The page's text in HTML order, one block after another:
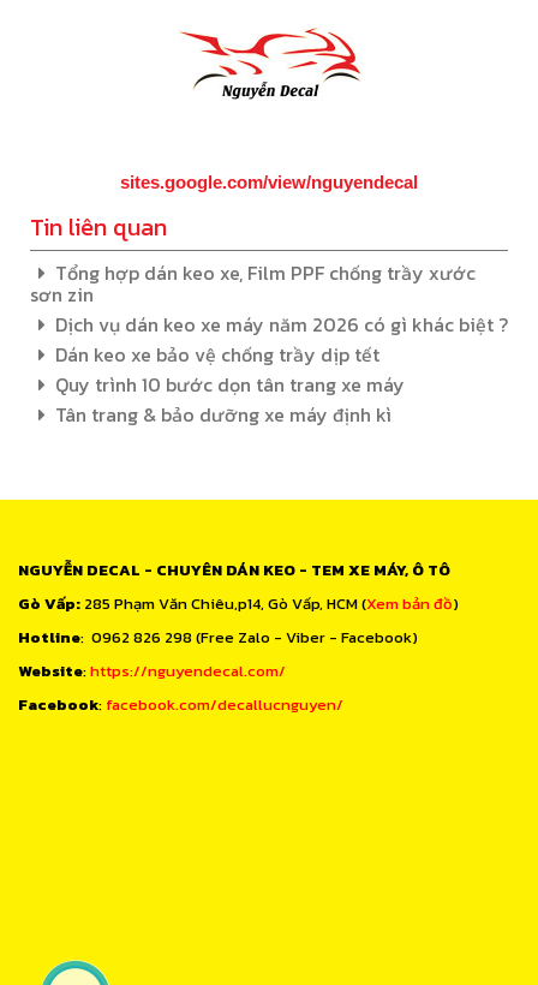
sites.google.com/view/nguyendecal
Tin liên quan
Tổng hợp dán keo xe, Film PPF chống trầy xước
sơn zin
Dịch vụ dán keo xe máy năm 2026 có gì khác biệt ?
Dán keo xe bảo vệ chống trầy dịp tết
Quy trình 10 bước dọn tân trang xe máy
Tân trang & bảo dưỡng xe máy định kì
NGUYỄN DECAL - CHUYÊN DÁN KEO - TEM XE MÁY, Ô TÔ
Gò Vấp: 285 Phạm Văn Chiêu,p14, Gò Vấp, HCM (Xem bản đồ)
Hotline: 0962 826 298 (Free Zalo - Viber - Facebook)
Website:https://nguyendecal.com/
Facebook: facebook.com/decallucnguyen/